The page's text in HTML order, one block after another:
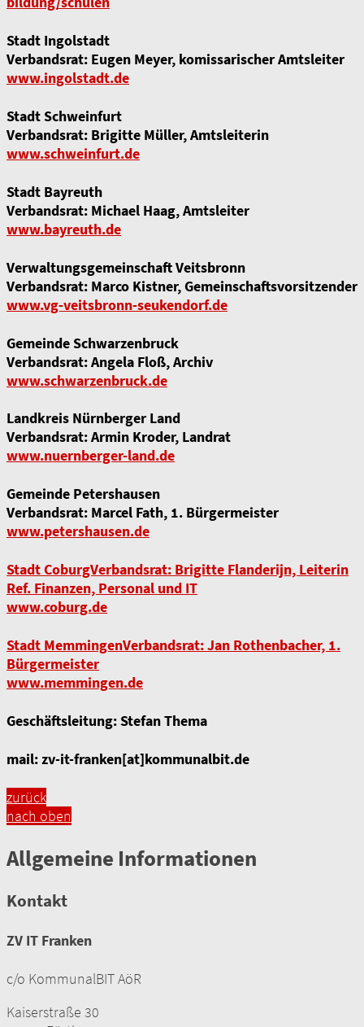
Stadt Ingolstadt
Verbandsrat: Eugen Meyer, komissarischer Amtsleiter
www.ingolstadt.de
Stadt Schweinfurt
Verbandsrat: Brigitte Müller, Amtsleiterin
www.schweinfurt.de
Stadt Bayreuth
Verbandsrat: Michael Haag, Amtsleiter
www.bayreuth.de
Verwaltungsgemeinschaft Veitsbronn
Verbandsrat: Marco Kistner, Gemeinschaftsvorsitzender
www.vg-veitsbronn-seukendorf.de
Gemeinde Schwarzenbruck
Verbandsrat: Angela Floß, Archiv
www.schwarzenbruck.de
Landkreis Nürnberger Land
Verbandsrat: Armin Kroder, Landrat
www.nuernberger-land.de
Gemeinde Petershausen
Verbandsrat: Marcel Fath, 1. Bürgermeister
www.petershausen.de
Stadt CoburgVerbandsrat: Brigitte Flanderijn, Leiterin
Ref. Finanzen, Personal und IT
www.coburg.de
Stadt MemmingenVerbandsrat: Jan Rothenbacher, 1.
Bürgermeister
www.memmingen.de
Geschäftsleitung: Stefan Thema
mail: zv-it-franken[at]kommunalbit.de
zurück
nach oben
Allgemeine Informationen
Kontakt
ZV IT Franken
c/o KommunalBIT AöR
Kaiserstraße 30